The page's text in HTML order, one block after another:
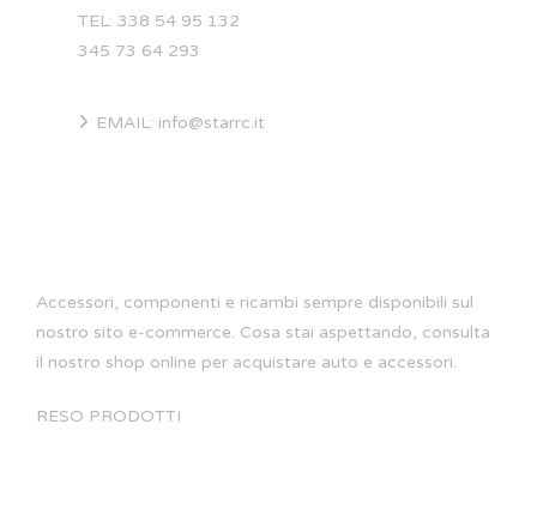
TEL: 338 54 95 132
345 73 64 293
EMAIL: info@starrc.it
Accessori, componenti e ricambi sempre disponibili sul
nostro sito e-commerce. Cosa stai aspettando, consulta
il nostro shop online per acquistare auto e accessori.
RESO PRODOTTI